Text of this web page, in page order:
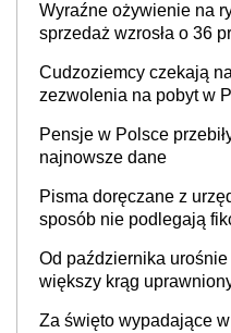
zaangażowania i
Wyraźne ożywienie na
sprzedaż wzrosła o 36
Cudzoziemcy czekają
zezwolenia na pobyt w
realny problem
Pensje w Polsce
najnowsze dane
Pisma doręczane z
sposób nie podlegają
Od października urośnie
większy krąg
Za święto wypadające